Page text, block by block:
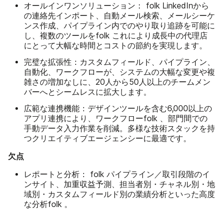
オールインワンソリューション：
folk LinkedInから
の連絡先インポート、自動メール検索、メールシーケ
ンス作成、パイプライン内でのやり取り追跡を可能に
し、複数のツールをfolk これにより成長中の代理店
にとって大幅な時間とコストの節約を実現します。
完璧な拡張性： カスタムフィールド、パイプライン、
自動化、ワークフローが、システムの大幅な変更や複
雑さの増加なしに、20人から50人以上のチームメン
バーへとシームレスに拡大します。
広範な連携機能： デザインツールを含む6,000以上の
アプリ連携により、ワークフローfolk 、部門間での
手動データ入力作業を削減。多様な技術スタックを持
つクリエイティブエージェンシーに最適です。
欠点
レポートと分析：
folk パイプライン／取引段階のイ
ンサイト、加重収益予測、担当者別・チャネル別・地
域別・カスタムフィールド別の業績分析といった高度
な分析folk 。